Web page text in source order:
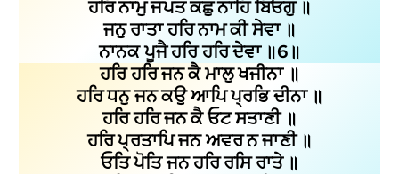
ਹਰਿ ਨਾਮੁ ਜਪਤ ਕਛੁ ਨਾਹਿ ਬਿਓਗੁ ॥
ਜਨੁ ਰਾਤਾ ਹਰਿ ਨਾਮ ਕੀ ਸੇਵਾ ॥
ਨਾਨਕ ਪੂਜੈ ਹਰਿ ਹਰਿ ਦੇਵਾ ॥6॥
ਹਰਿ ਹਰਿ ਜਨ ਕੈ ਮਾਲੁ ਖਜੀਨਾ ॥
ਹਰਿ ਧਨੁ ਜਨ ਕਉ ਆਪਿ ਪ੍ਰਭਿ ਦੀਨਾ ॥
ਹਰਿ ਹਰਿ ਜਨ ਕੈ ਓਟ ਸਤਾਣੀ ॥
ਹਰਿ ਪ੍ਰਤਾਪਿ ਜਨ ਅਵਰ ਨ ਜਾਣੀ ॥
ਓਤਿ ਪੋਤਿ ਜਨ ਹਰਿ ਰਸਿ ਰਾਤੇ ॥